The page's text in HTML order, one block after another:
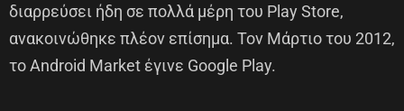
διαρρεύσει ήδη σε πολλά μέρη του Play Store,
ανακοινώθηκε πλέον επίσημα. Τον Μάρτιο του 2012,
το Android Market έγινε Google Play.